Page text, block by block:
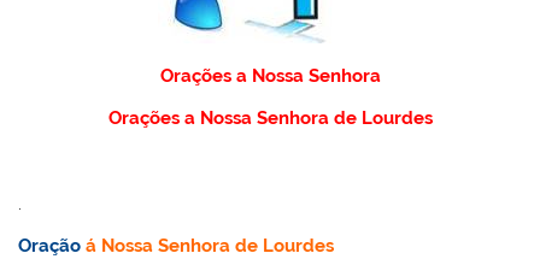
Orações a Nossa Senhora
Orações a Nossa Senhora de Lourdes
.
Oração á Nossa Senhora de Lourdes